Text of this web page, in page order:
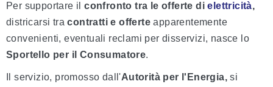
Per supportare ilconfronto tra le offerte dielettricità,
districarsi tracontratti e offerte apparentemente
convenienti, eventuali reclami per disservizi, nasce lo
Sportello per il Consumatore.
Il servizio, promosso dall'Autorità per l'Energia, si